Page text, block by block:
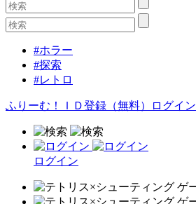
#ホラー
#探索
#レトロ
ふりーむ！ＩＤ登録（無料） ログイン
ログイン